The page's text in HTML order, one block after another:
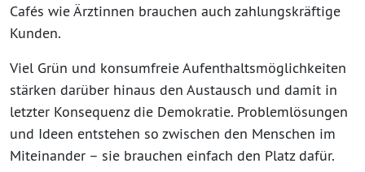
Cafés wie Ärztinnen brauchen auch zahlungskräftige
Kunden.
Viel Grün und konsumfreie Aufenthaltsmöglichkeiten
stärken darüber hinaus den Austausch und damit in
letzter Konsequenz die Demokratie. Problemlösungen
und Ideen entstehen so zwischen den Menschen im
Miteinander – sie brauchen einfach den Platz dafür.